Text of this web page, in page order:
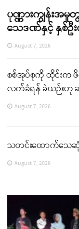
ပုဏ္ဏားကျွန်းအ
သေဒဏ်နှင့် နှစ်ဦ
August 7, 2026
စစ်အုပ်စုကို ထိုင်းက
လက်ခံရန် ခဲယဉ်းဟု
August 7, 2026
သတင်းထောက်သေဆုံး
August 7, 2026